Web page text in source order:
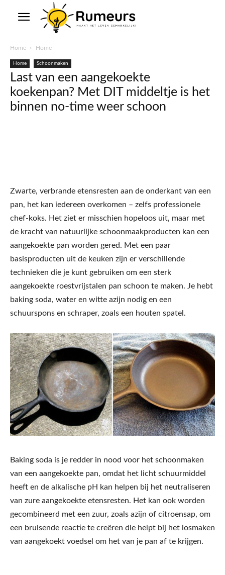
Home Home
Home Schoonmaken
Last van een aangekoekte
koekenpan? Met DIT middeltje is het
binnen no-time weer schoon
Zwarte, verbrande etensresten aan de onderkant van een
pan, het kan iedereen overkomen – zelfs professionele
chef-koks. Het ziet er misschien hopeloos uit, maar met
de kracht van natuurlijke schoonmaakproducten kan een
aangekoekte pan worden gered. Met een paar
basisproducten uit de keuken zijn er verschillende
technieken die je kunt gebruiken om een sterk
aangekoekte roestvrijstalen pan schoon te maken. Je hebt
baking soda, water en witte azijn nodig en een
schuurspons en schraper, zoals een houten spatel.
Baking soda is je redder in nood voor het schoonmaken
van een aangekoekte pan, omdat het licht schuurmiddel
heeft en de alkalische pH kan helpen bij het neutraliseren
van zure aangekoekte etensresten. Het kan ook worden
gecombineerd met een zuur, zoals azijn of citroensap, om
een bruisende reactie te creëren die helpt bij het losmaken
van aangekoekt voedsel om het van je pan af te krijgen.